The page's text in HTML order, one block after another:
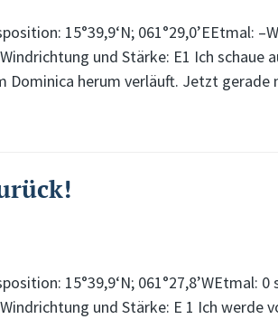
15°39,9‘N; 061°29,0’EEtmal:
und Stärke: E1 Ich schaue
Dominica herum verläuft. Jetzt
15°39,9‘N; 061°27,8’WEtmal:
und Stärke: E 1 Ich werde